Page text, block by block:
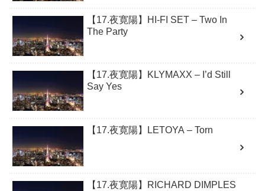
【17.夜寛陽】HI-FI SET – Two In
The Party
【17.夜寛陽】KLYMAXX – I’d Still
Say Yes
【17.夜寛陽】LETOYA – Torn
【17.夜寛陽】RICHARD DIMPLES